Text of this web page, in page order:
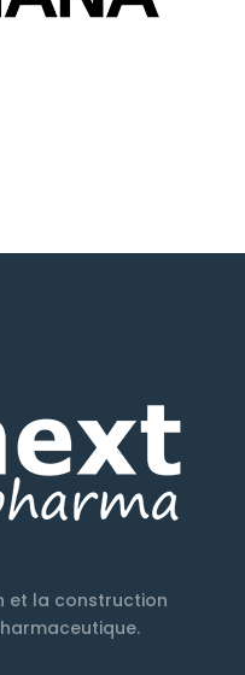
et la construction